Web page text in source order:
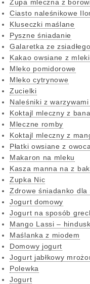
Zupa mleczna z
Ciasto naleśnikowe
Kluseczki maślane
Pyszne śniadanie
Galaretka ze
Kakao owsiane z
Mleko pomidorowe
Mleko cytrynowe
Zucielki
Naleśniki z
Koktajl mleczny z
Mleczne romby
Koktajl mleczny z
Płatki owsiane z
Makaron na mleku
Kasza manna na z
Zupka Nic
Zdrowe śniadanko dla
Jogurt domowy
Jogurt na sposób
Mango Lassi –
Maślanka z miodem
Domowy jogurt
Jogurt jabłkowy
Polewka
Jogurt